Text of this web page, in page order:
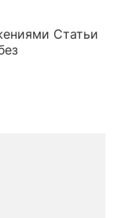
Статьи